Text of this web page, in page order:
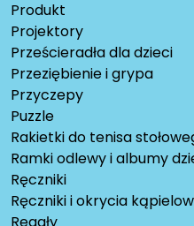
Produkt
Projektory
Prześcieradła dla dzieci
Przeziębienie i grypa
Przyczepy
Puzzle
Rakietki do tenisa
Ramki odlewy i albumy
Ręczniki
Ręczniki i okrycia